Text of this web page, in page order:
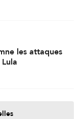
les attaques